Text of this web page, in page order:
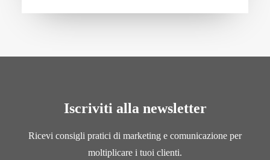
Iscriviti alla newsletter
Ricevi consigli pratici di marketing e comunicazione per
moltiplicare i tuoi clienti.